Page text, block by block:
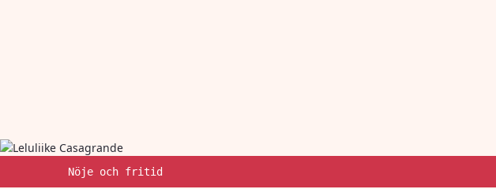
Nöje och fritid